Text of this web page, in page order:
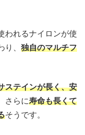
われるナイロンが使
、 独自のマルチフ
ステインが長く、安
さらに寿命も長くて
そうです。